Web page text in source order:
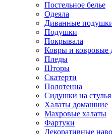
Постельное белье
Одеяла
Диванные
Подушки
Покрывала
Ковры и ковровые
Пледы
Шторы
Скатерти
Полотенца
Сидушки на стулья
Халаты домашние
Махровые халаты
Фартуки
Декоративные